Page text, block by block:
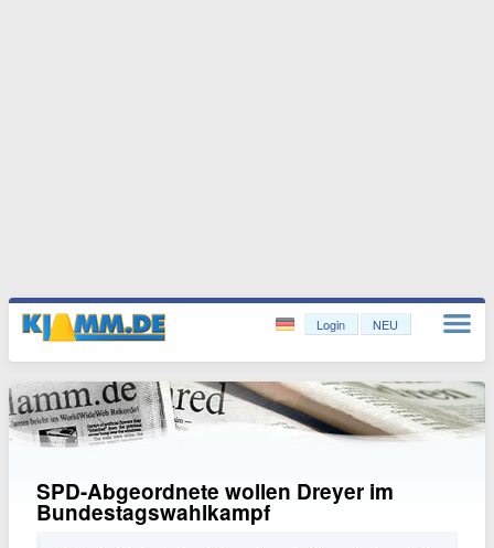
Login NEU
SPD-Abgeordnete wollen Dreyer im
Bundestagswahlkampf